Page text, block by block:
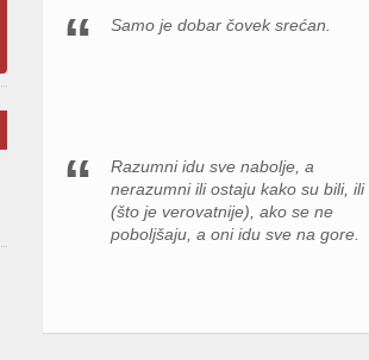
Samo je dobar čovek srećan.
Razumni idu sve nabolje, a
nerazumni ili ostaju kako su bili, ili
(što je verovatnije), ako se ne
poboljšaju, a oni idu sve na gore.